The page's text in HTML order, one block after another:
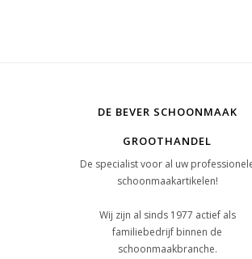
DE BEVER SCHOONMAAK
GROOTHANDEL
De specialist voor al uw
schoonmaakartikelen!
Wij zijn al sinds 1977 actief als
familiebedrijf binnen de
schoonmaakbranche.